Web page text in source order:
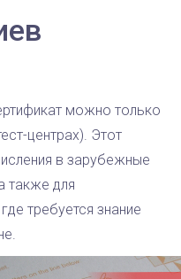
можно только
центрах). Этот
в зарубежные
также для
требуется знание